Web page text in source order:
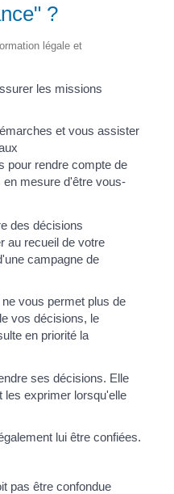
?
légale et
les missions
et vous assister
pour rendre compte de
mesure d'être vous-
des décisions
au recueil de votre
campagne de
vous permet plus de
vos décisions, le
en priorité la
ses décisions. Elle
les exprimer lorsqu'elle
lui être confiées.
pas être confondue